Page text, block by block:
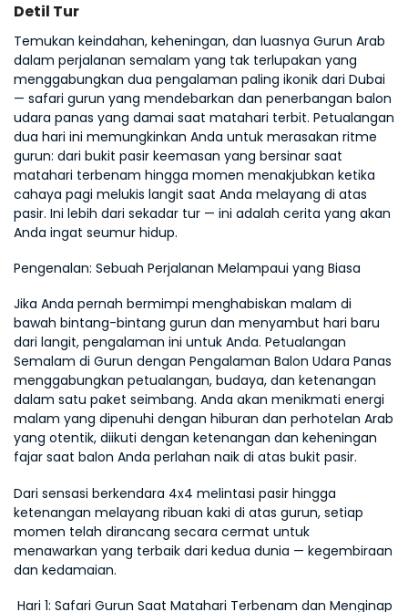
Detil Tur
Temukan keindahan, keheningan, dan luasnya Gurun Arab
dalam perjalanan semalam yang tak terlupakan yang
menggabungkan dua pengalaman paling ikonik dari Dubai
— safari gurun yang mendebarkan dan penerbangan balon
udara panas yang damai saat matahari terbit. Petualangan
dua hari ini memungkinkan Anda untuk merasakan ritme
gurun: dari bukit pasir keemasan yang bersinar saat
matahari terbenam hingga momen menakjubkan ketika
cahaya pagi melukis langit saat Anda melayang di atas
pasir. Ini lebih dari sekadar tur — ini adalah cerita yang akan
Anda ingat seumur hidup.
Pengenalan: Sebuah Perjalanan Melampaui yang Biasa
Jika Anda pernah bermimpi menghabiskan malam di
bawah bintang-bintang gurun dan menyambut hari baru
dari langit, pengalaman ini untuk Anda. Petualangan
Semalam di Gurun dengan Pengalaman Balon Udara Panas
menggabungkan petualangan, budaya, dan ketenangan
dalam satu paket seimbang. Anda akan menikmati energi
malam yang dipenuhi dengan hiburan dan perhotelan Arab
yang otentik, diikuti dengan ketenangan dan keheningan
fajar saat balon Anda perlahan naik di atas bukit pasir.
Dari sensasi berkendara 4x4 melintasi pasir hingga
ketenangan melayang ribuan kaki di atas gurun, setiap
momen telah dirancang secara cermat untuk
menawarkan yang terbaik dari kedua dunia — kegembiraan
dan kedamaian.